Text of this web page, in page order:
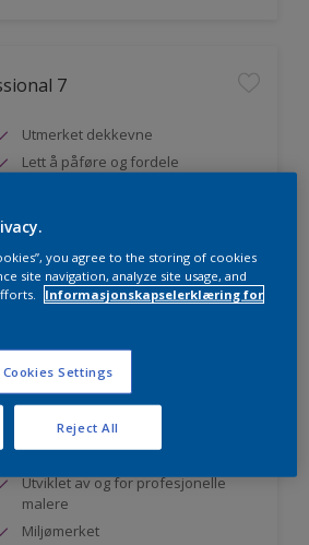
7
Utmerket dekkevne
Lett å påføre og fordele
20
Veggmaling med god dekkevne
Utviklet av og for profesjonelle
malere
Miljømerket
you agree to the storing of cookies
site navigation, analyze site usage, and
Informasjonskapselerklæring for
Cookies Settings
Reject All